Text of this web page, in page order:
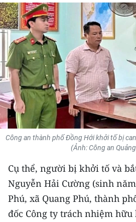
THỂ THAO
GIÁO DỤC
Y TẾ
KHOA HỌC - CÔNG NGHỆ
MÔI TRƯỜNG
BẠN ĐỌC
KIỂM CHỨNG THÔNG TIN
TRI THỨC CHUYÊN SÂU
54 DÂN TỘC VIỆT NAM
Công an thành phố Đồng Hới khởi tố bị
(Ảnh: Công an
Cụ thể, người bị khởi tố và
Nguyễn Hải Cường (sinh
Phú, xã Quang Phú, thành
đốc Công ty trách nhiệm